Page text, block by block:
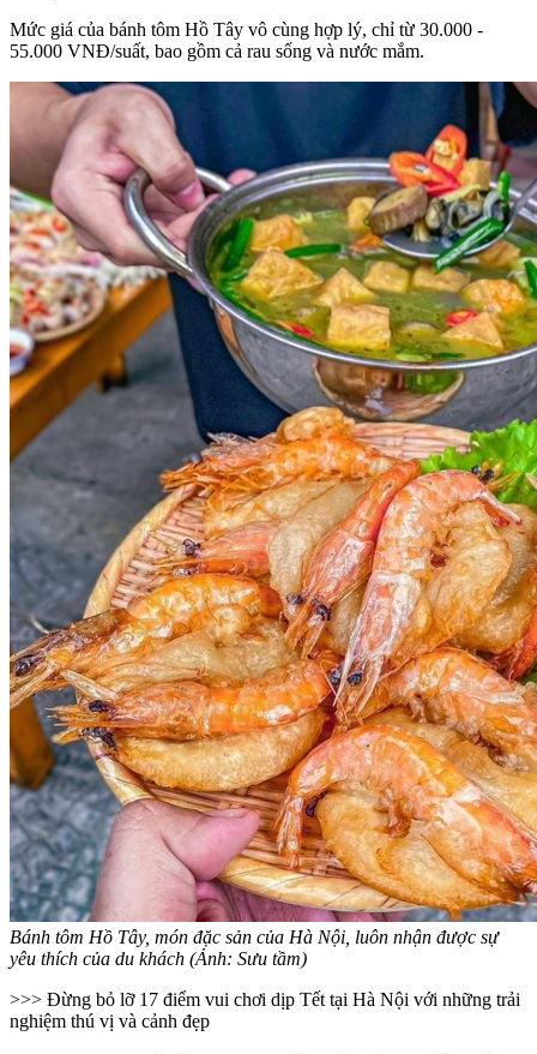
Mức giá của bánh tôm Hồ Tây vô cùng hợp lý, chỉ từ 30.000 -
55.000 VNĐ/suất, bao gồm cả rau sống và nước mắm.
Bánh tôm Hồ Tây, món đặc sản của Hà Nội, luôn nhận được sự
yêu thích của du khách (Ảnh: Sưu tầm)
>>> Đừng bỏ lỡ 17 điểm vui chơi dịp Tết tại Hà Nội với những trải
nghiệm thú vị và cảnh đẹp